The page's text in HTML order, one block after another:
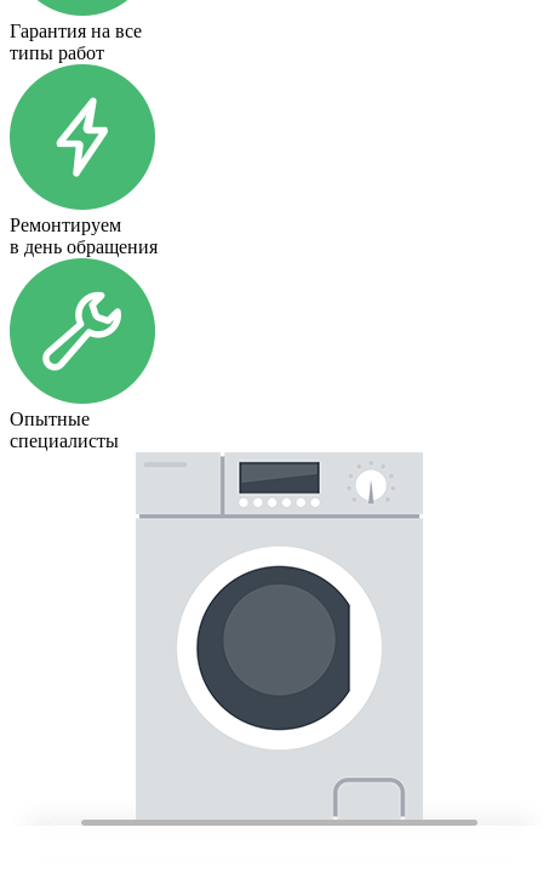
Гарантия на все
типы работ
Ремонтируем
в день обращения
Опытные
специалисты